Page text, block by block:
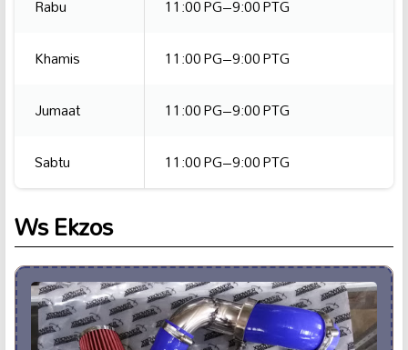
Rabu
11:00 PG–9:00 PTG
Khamis
11:00 PG–9:00 PTG
Jumaat
11:00 PG–9:00 PTG
Sabtu
11:00 PG–9:00 PTG
Ws Ekzos